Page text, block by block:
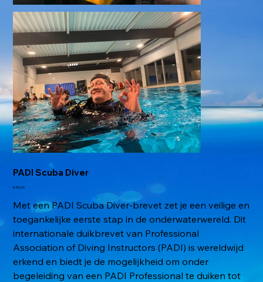
PADI Scuba Diver
Prijs
€ 300,00
Met een PADI Scuba Diver-brevet zet je een veilige en
toegankelijke eerste stap in de onderwaterwereld. Dit
internationale duikbrevet van Professional
Association of Diving Instructors (PADI) is wereldwijd
erkend en biedt je de mogelijkheid om onder
begeleiding van een PADI Professional te duiken tot